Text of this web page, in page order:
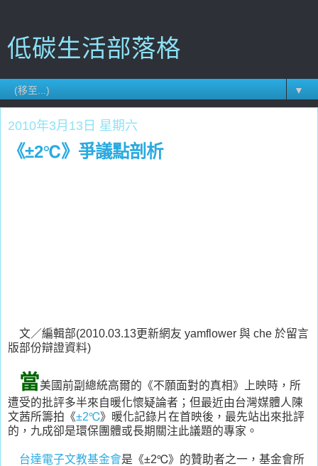
低碳生活部落格
▼
2010年3月13日 星期六
《±2℃》爭議點剖析
文／編輯部(2010.03.13更新網友 yamflower 與 che 於留言
版部份辯證資料)
當美國前副總統高爾的《不願面對的真相》上映時，所
遭受的批評多半來自暖化懷疑論者；但最近由台灣媒體人陳
文茜所籌拍《±2℃》暖化記錄片在首映後，最先站出來批評
的，九成卻是環保團體或長期關注此議題的專家。
台達電子文教基金會是《±2℃》的贊助者之一，基金會所